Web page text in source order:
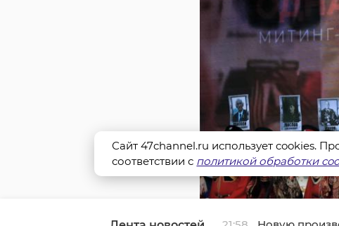
Сайт 47channel.ru использует cookies.
соответствии с политикой обработки